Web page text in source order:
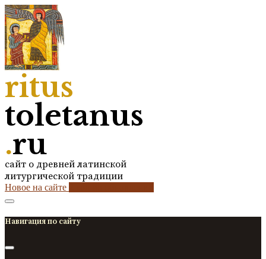
ritus
toletanus
.ru
сайт о древней латинской
литургической традиции
Новое на сайте
Навигация по сайту